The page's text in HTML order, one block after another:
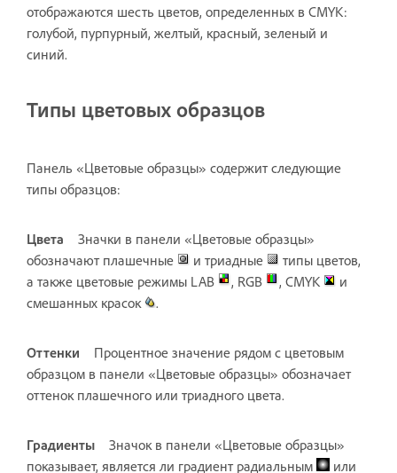
отображаются шесть цветов, определенных в CMYK:
голубой, пурпурный, желтый, красный, зеленый и
синий.
Типы цветовых образцов
Панель «Цветовые образцы» содержит следующие
типы образцов:
Цвета
Значки в панели «Цветовые образцы»
обозначают плашечные
и триадные
типы цветов,
а также цветовые режимы LAB
, RGB , CMYK
и
смешанных красок
.
Оттенки
Процентное значение рядом с цветовым
образцом в панели «Цветовые образцы» обозначает
оттенок плашечного или триадного цвета.
Градиенты
Значок в панели «Цветовые образцы»
показывает, является ли градиент радиальным
или